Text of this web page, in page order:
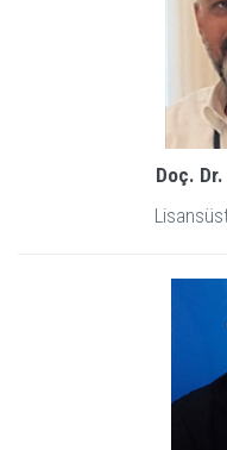
Doç. Dr.